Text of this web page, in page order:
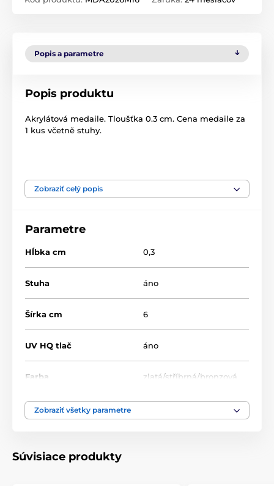
Popis a parametre
Popis produktu
Akrylátová medaile. Tloušťka 0.3 cm. Cena medaile za
1 kus včetně stuhy.
Cyklistika edice 2026 Medaile
Zobraziť celý popis
Parametre
Hĺbka cm 0,3
Stuha áno
Šírka cm 6
UV HQ tlač áno
Farba zlatá/stříbrná/bronzová
Výška cm
Zobraziť všetky parametre
Súvisiace produkty